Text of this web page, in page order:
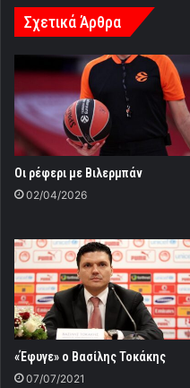
Σχετικά Άρθρα
Οι ρέφερι με Βιλερμπάν
02/04/2026
«Έφυγε» ο Βασίλης Τοκάκης
07/07/2021